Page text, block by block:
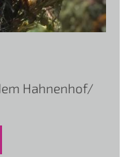
Hahnenhof/